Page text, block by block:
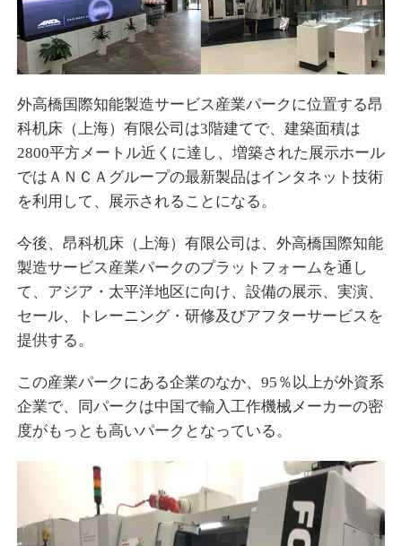
外高橋国際知能製造サービス産業パークに位置する昂
科机床（上海）有限公司は3階建てで、建築面積は
2800平方メートル近くに達し、増築された展示ホール
ではＡＮＣＡグループの最新製品はインタネット技術
を利用して、展示されることになる。
今後、昂科机床（上海）有限公司は、外高橋国際知能
製造サービス産業パークのプラットフォームを通し
て、アジア・太平洋地区に向け、設備の展示、実演、
セール、トレーニング・研修及びアフターサービスを
提供する。
この産業パークにある企業のなか、95％以上が外資系
企業で、同パークは中国で輸入工作機械メーカーの密
度がもっとも高いパークとなっている。